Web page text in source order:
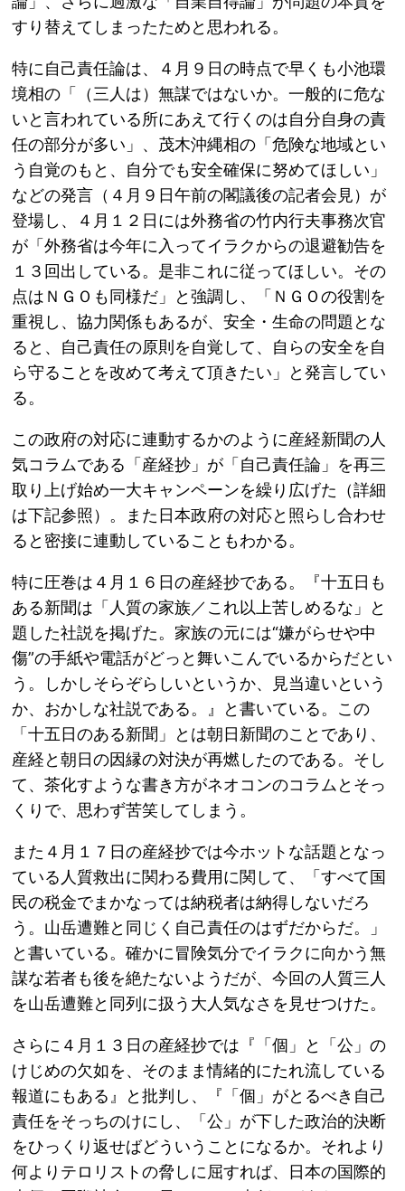
すり替えてしまったためと思われる。
特に自己責任論は、４月９日の時点で早くも小池環
境相の「（三人は）無謀ではないか。一般的に危な
いと言われている所にあえて行くのは自分自身の責
任の部分が多い」、茂木沖縄相の「危険な地域とい
う自覚のもと、自分でも安全確保に努めてほしい」
などの発言（４月９日午前の閣議後の記者会見）が
登場し、４月１２日には外務省の竹内行夫事務次官
が「外務省は今年に入ってイラクからの退避勧告を
１３回出している。是非これに従ってほしい。その
点はＮＧＯも同様だ」と強調し、「ＮＧＯの役割を
重視し、協力関係もあるが、安全・生命の問題とな
ると、自己責任の原則を自覚して、自らの安全を自
ら守ることを改めて考えて頂きたい」と発言してい
る。
この政府の対応に連動するかのように産経新聞の人
気コラムである「産経抄」が「自己責任論」を再三
取り上げ始め一大キャンペーンを繰り広げた（詳細
は下記参照）。また日本政府の対応と照らし合わせ
ると密接に連動していることもわかる。
特に圧巻は４月１６日の産経抄である。『十五日も
ある新聞は「人質の家族／これ以上苦しめるな」と
題した社説を掲げた。家族の元には“嫌がらせや中
傷”の手紙や電話がどっと舞いこんでいるからだとい
う。しかしそらぞらしいというか、見当違いという
か、おかしな社説である。』と書いている。この
「十五日のある新聞」とは朝日新聞のことであり、
産経と朝日の因縁の対決が再燃したのである。そし
て、茶化すような書き方がネオコンのコラムとそっ
くりで、思わず苦笑してしまう。
また４月１７日の産経抄では今ホットな話題となっ
ている人質救出に関わる費用に関して、「すべて国
民の税金でまかなっては納税者は納得しないだろ
う。山岳遭難と同じく自己責任のはずだからだ。」
と書いている。確かに冒険気分でイラクに向かう無
謀な若者も後を絶たないようだが、今回の人質三人
を山岳遭難と同列に扱う大人気なさを見せつけた。
さらに４月１３日の産経抄では『「個」と「公」の
けじめの欠如を、そのまま情緒的にたれ流している
報道にもある』と批判し、『「個」がとるべき自己
責任をそっちのけにし、「公」が下した政治的決断
をひっくり返せばどういうことになるか。それより
何よりテロリストの脅しに屈すれば、日本の国際的